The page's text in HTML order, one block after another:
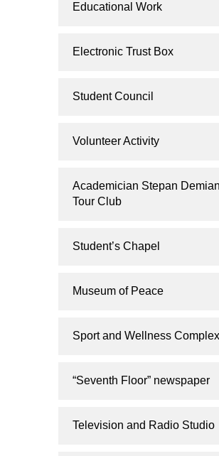
Educational Work
Electronic Trust Box
Student Council
Volunteer Activity
Academician Stepan
Tour Club
Student’s Chapel
Museum of Peace
Sport and Wellness Complex
“Seventh Floor” newspaper
Television and Radio Studio